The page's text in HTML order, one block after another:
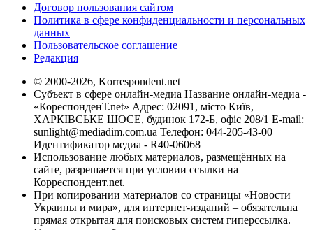
Договор пользования сайтом
Политика в сфере конфиденциальности и персональных
данных
Пользовательское соглашение
Редакция
© 2000-2026, Korrespondent.net
Субъект в сфере онлайн-медиа Название онлайн-медиа -
«КореспонденТ.net» Адрес: 02091, місто Київ,
ХАРКІВСЬКЕ ШОСЕ, будинок 172-Б, офіс 208/1 E-mail:
sunlight@mediadim.com.ua Телефон: 044-205-43-00
Идентификатор медиа - R40-06068
Использование любых материалов, размещённых на
сайте, разрешается при условии ссылки на
Корреспондент.net.
При копировании материалов со страницы «Новости
Украины и мира», для интернет-изданий – обязательна
прямая открытая для поисковых систем гиперссылка.